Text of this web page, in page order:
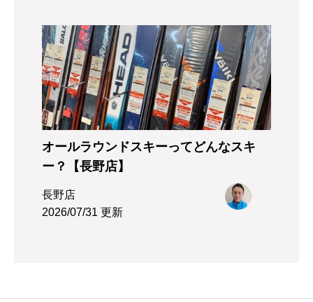
オールラウンドスキーってどんなスキ
ー？【長野店】
長野店
2026/07/31 更新